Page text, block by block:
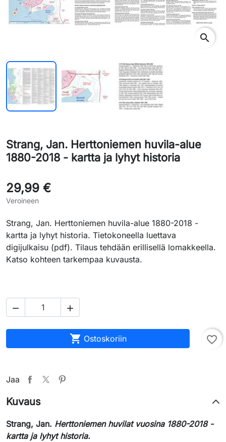
search
Strang, Jan. Herttoniemen huvila-alue
1880-2018 - kartta ja lyhyt historia
29,99 €
Veroineen
Strang, Jan. Herttoniemen huvila-alue 1880-2018 -
kartta ja lyhyt historia. Tietokoneella luettava
digijulkaisu (pdf). Tilaus tehdään erillisellä lomakkeella.
Katso kohteen tarkempaa kuvausta.
 
 Ostoskoriin favorite_border
Jaa
Kuvaus
Strang, Jan. Herttoniemen huvilat vuosina 1880-2018 -
kartta ja lyhyt historia.